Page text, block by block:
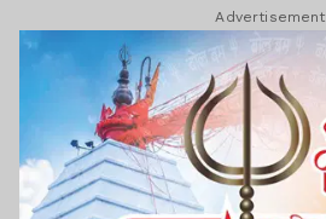
Advertisement